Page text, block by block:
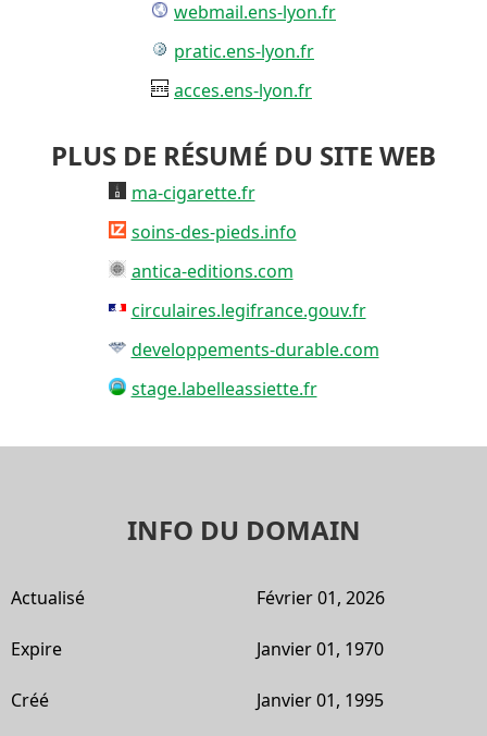
webmail.ens-lyon.fr
pratic.ens-lyon.fr
acces.ens-lyon.fr
PLUS DE RÉSUMÉ DU SITE WEB
ma-cigarette.fr
soins-des-pieds.info
antica-editions.com
circulaires.legifrance.gouv.fr
developpements-durable.com
stage.labelleassiette.fr
INFO DU DOMAIN
Actualisé Février 01, 2026
Expire Janvier 01, 1970
Créé Janvier 01, 1995